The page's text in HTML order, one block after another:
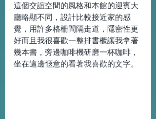
這個交誼空間的風格和本館的迎賓大
廳略顯不同，設計比較接近家的感
覺，用許多格柵間隔走道，隱密性更
好而且我很喜歡一整排書櫃讓我拿著
幾本書，旁邊咖啡機研磨一杯咖啡，
坐在這邊愜意的看著我喜歡的文字。